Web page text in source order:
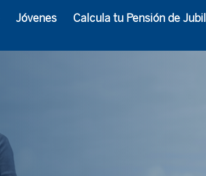
Jóvenes Calcula tu Pensión de